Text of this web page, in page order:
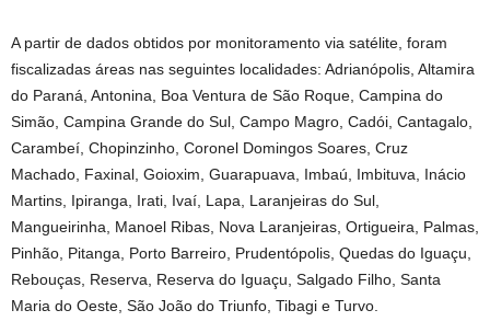
A partir de dados obtidos por monitoramento via satélite, foram
fiscalizadas áreas nas seguintes localidades: Adrianópolis, Altamira
do Paraná, Antonina, Boa Ventura de São Roque, Campina do
Simão, Campina Grande do Sul, Campo Magro, Cadói, Cantagalo,
Carambeí, Chopinzinho, Coronel Domingos Soares, Cruz
Machado, Faxinal, Goioxim, Guarapuava, Imbaú, Imbituva, Inácio
Martins, Ipiranga, Irati, Ivaí, Lapa, Laranjeiras do Sul,
Mangueirinha, Manoel Ribas, Nova Laranjeiras, Ortigueira, Palmas,
Pinhão, Pitanga, Porto Barreiro, Prudentópolis, Quedas do Iguaçu,
Rebouças, Reserva, Reserva do Iguaçu, Salgado Filho, Santa
Maria do Oeste, São João do Triunfo, Tibagi e Turvo.